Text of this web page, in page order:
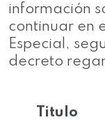
información
continuar en
Especial,
decreto
Titulo